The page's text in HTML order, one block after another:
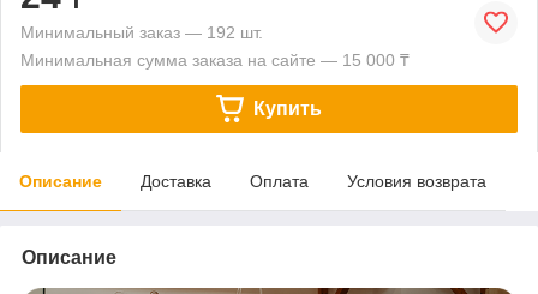
Минимальный заказ — 192 шт.
Минимальная сумма заказа на сайте — 15 000 ₸
Купить
Описание Доставка Оплата Условия возврата
Описание